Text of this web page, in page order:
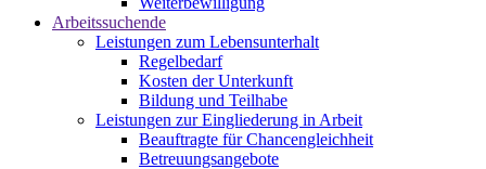
Arbeitssuchende
Leistungen zum Lebensunterhalt
Regelbedarf
Kosten der Unterkunft
Bildung und Teilhabe
Leistungen zur Eingliederung in Arbeit
Beauftragte für Chancengleichheit
Betreuungsangebote